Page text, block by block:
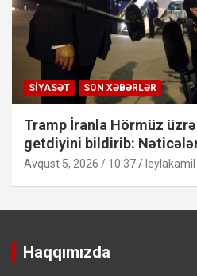
SIYASƏT SON XƏBƏRLƏR
Tramp İranla Hörmüz üzrə
getdiyini bildirib:
Avqust 5, 2026 / 10:37 leylakamil
Haqqımızda